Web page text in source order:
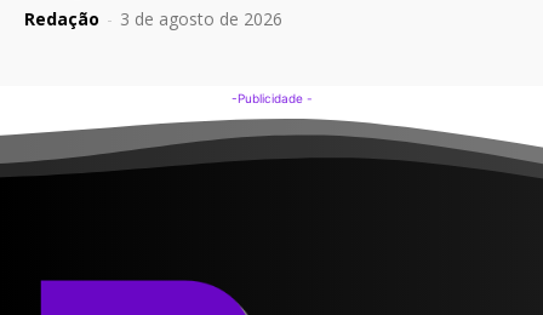
Redação - 3 de agosto de 2026
-Publicidade -